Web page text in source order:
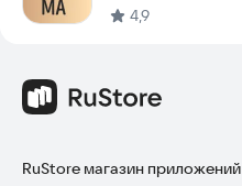
4,9
RuStore магазин приложений